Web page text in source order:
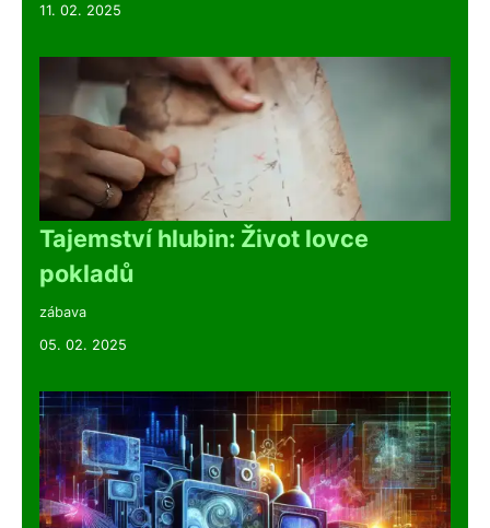
11. 02. 2025
Tajemství hlubin: Život lovce
pokladů
zábava
05. 02. 2025